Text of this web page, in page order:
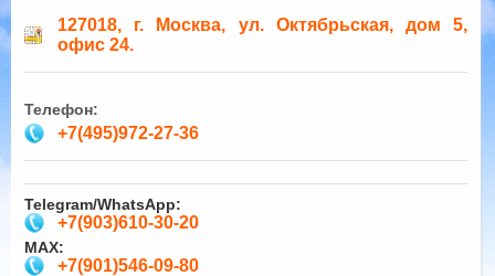
127018, г. Москва, ул. Октябрьская, дом 5,
офис 24.
Телефон:
+7(495)972-27-36
Telegram/WhatsApp:
+7(903)610-30-20
MAX:
+7(901)546-09-80